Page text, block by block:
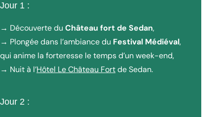
Jour 1 :
→ Découverte du Château fort de Sedan,
→ Plongée dans l’ambiance du Festival Médiéval,
qui anime la forteresse le temps d’un week-end,
→ Nuit à l’Hôtel Le Château Fortde Sedan.
Jour 2 :